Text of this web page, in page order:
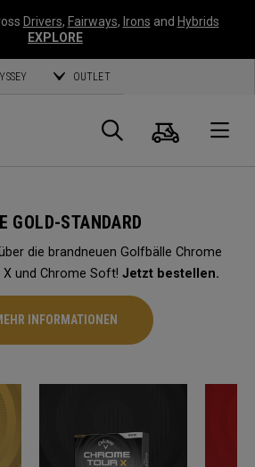
Drivers, Fairways, Irons and Hybrids
EXPLORE
OUTLET
Suche
GOLD-STANDARD
die brandneuen Golfbälle Chrome
und Chrome Soft! Jetzt bestellen.
INFORMATIONEN